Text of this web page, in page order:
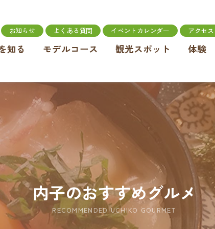
知る モデルコース 観光スポット 体験
お知らせ よくある質問 イベントカレンダー アクセス
内子のおすすめグルメ
RECOMMENDED UCHIKO GOURMET